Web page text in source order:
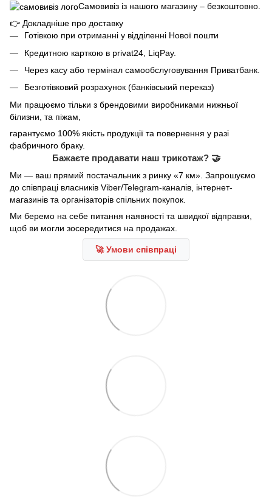
Самовивіз із нашого магазину – безкоштовно.
👉 Докладніше про доставку
Готівкою при отриманні у відділенні Нової пошти
Кредитною карткою в privat24, LiqPay.
Через касу або термінал самообслуговування Приватбанк.
Безготівковий розрахунок (банківський переказ)
Ми працюємо тільки з брендовими виробниками нижньої
білизни, та піжам,
гарантуємо 100% якість продукції та повернення у разі
фабричного браку.
Бажаєте продавати наш трикотаж? 🤝
Ми — ваш прямий постачальник з ринку «7 км». Запрошуємо
до співпраці власників Viber/Telegram-каналів, інтернет-
магазинів та організаторів спільних покупок.
Ми беремо на себе питання наявності та швидкої відправки,
щоб ви могли зосередитися на продажах.
🚀 Умови співпраці